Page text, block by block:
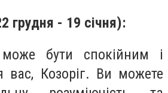
грудня - 19 січня):
бути спокійним і
вас, Козоріг. Ви можете